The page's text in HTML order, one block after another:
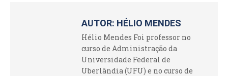
AUTOR: HÉLIO MENDES
Hélio Mendes Foi professor no
curso de Administração da
Universidade Federal de
Uberlândia (UFU) e no curso de